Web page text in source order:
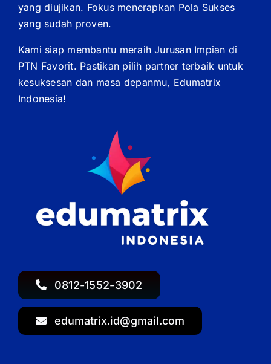
0812-1552-3902
edumatrix.id@gmail.com
yang diujikan. Fokus menerapkan Pola Sukses
yang sudah proven.
Kami siap membantu meraih Jurusan Impian di
PTN Favorit. Pastikan pilih partner terbaik untuk
kesuksesan dan masa depanmu, Edumatrix
Indonesia!